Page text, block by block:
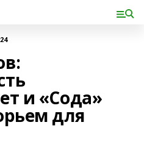
и «Сода»
для